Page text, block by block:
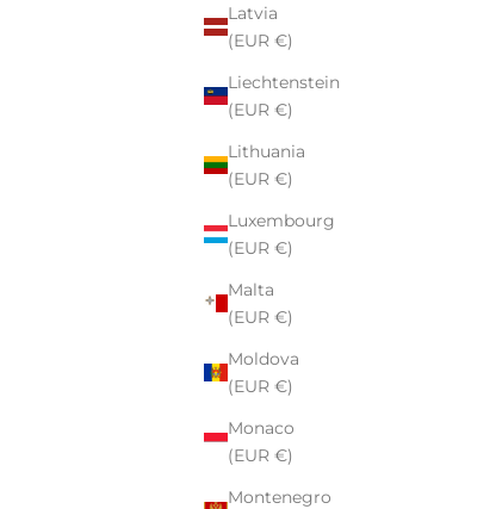
Latvia
(EUR €)
Liechtenstein
(EUR €)
Lithuania
(EUR €)
Luxembourg
(EUR €)
Malta
(EUR €)
Moldova
(EUR €)
Monaco
(EUR €)
Montenegro